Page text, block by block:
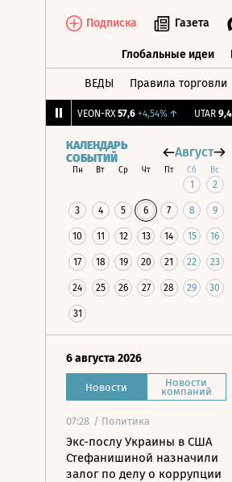
Подписка Газета
Глобальные идеи
ВЕДЫ Правила торговли
VEON-RX 57,6 +4,54%↑ UTAR 9,46
КАЛЕНДАРЬ
СОБЫТИЙ
Август
Пн Вт Ср Чт Пт Сб Вс
1 2
3 4 5 6 7 8 9
10 11 12 13 14 15 16
17 18 19 20 21 22 23
24 25 26 27 28 29 30
31
6 августа 2026
Новости Новости
компаний
07:28 / Политика
Экс-послу Украины в США
Стефанишиной назначили
залог по делу о коррупции